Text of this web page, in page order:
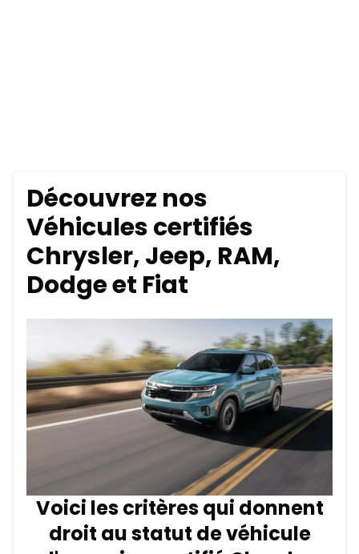
Découvrez nos
Véhicules certifiés
Chrysler, Jeep, RAM,
Dodge et Fiat
Voici les critères qui donnent
droit au statut de véhicule